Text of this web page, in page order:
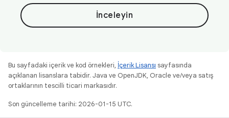
İnceleyin
Bu sayfadaki içerik ve kod örnekleri, İçerik Lisansı sayfasında
açıklanan lisanslara tabidir. Java ve OpenJDK, Oracle ve/veya satış
ortaklarının tescilli ticari markasıdır.
Son güncelleme tarihi: 2026-01-15 UTC.